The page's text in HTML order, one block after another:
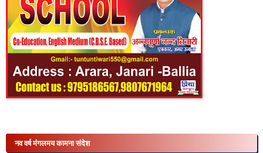
नव वर्ष मंगलमय कामना संदेश